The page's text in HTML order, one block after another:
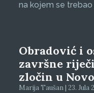
na kojem se trebao
Obradović i
završne
zločin u
Marija Taušan | 23. Jula